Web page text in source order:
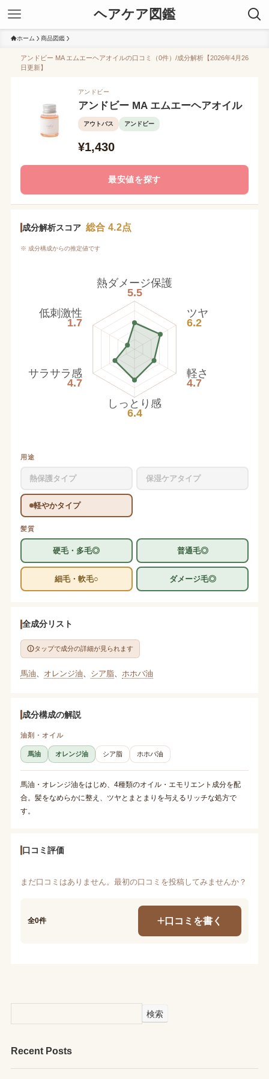
ヘアケア図鑑
ホーム 商品図鑑
アンドビー MA エムエーヘアオイルの口コミ（0件）/成分解析【2026年4月26
日更新】
アンドビー
アンドビー MA エムエーヘアオイル
アウトバス アンドビー
¥1,430
最安値を探す
成分解析スコア 総合 4.2点
※ 成分構成からの推定値です
熱ダメージ保護
5.5
ツヤ
6.2
軽さ
4.7
しっとり感
6.4
サラサラ感
4.7
低刺激性
1.7
用途
熱保護タイプ 保湿ケアタイプ
軽やかタイプ
髪質
硬毛・多毛◎ 普通毛◎
細毛・軟毛○ ダメージ毛◎
全成分リスト
タップで成分の詳細が見られます
馬油 オレンジ油 シア脂、 ホホバ油
成分構成の解説
油剤・オイル
馬油 オレンジ油 シア脂 ホホバ油
馬油・オレンジ油をはじめ、4種類のオイル・エモリエント成分を配
合。髪をなめらかに整え、ツヤとまとまりを与えるリッチな処方で
す。
口コミ評価
まだ口コミはありません。最初の口コミを投稿してみませんか？
全0件 口コミを書く
検索
Recent Posts